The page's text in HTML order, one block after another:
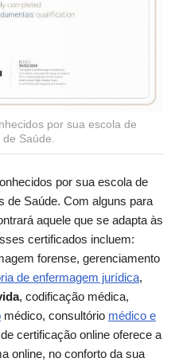
por sua escola de
Saúde.
por sua escola de
de Saúde. Com alguns para
aquele que se adapta às
certificados incluem:
forense, gerenciamento
de enfermagem jurídica,
, codificação médica,
médico, consultório médico e
certificação online oferece a
online, no conforto da sua